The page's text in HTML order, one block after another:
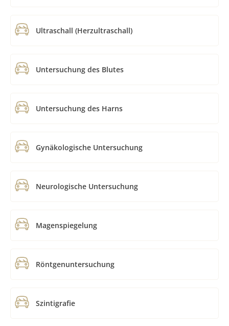
Ultraschall (Herzultraschall)
Untersuchung des Blutes
Untersuchung des Harns
Gynäkologische Untersuchung
Neurologische Untersuchung
Magenspiegelung
Röntgenuntersuchung
Szintigrafie